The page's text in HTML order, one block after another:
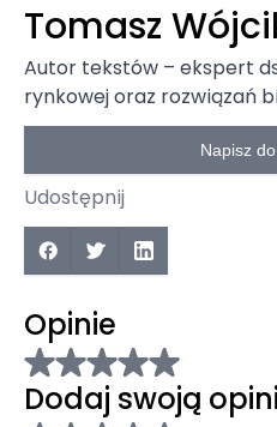
Tomasz
Autor tekstów – ekspert
rynkowej oraz rozwiązań
Napisz
Udostępnij
Opinie
Dodaj swoją